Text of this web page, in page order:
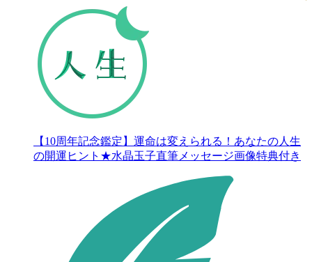
【10周年記念鑑定】運命は変えられる！あなたの人生
の開運ヒント★水晶玉子直筆メッセージ画像特典付き